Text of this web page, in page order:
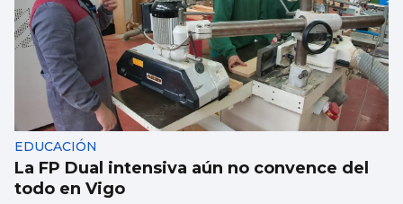
EDUCACIÓN
La FP Dual intensiva aún no convence del
todo en Vigo